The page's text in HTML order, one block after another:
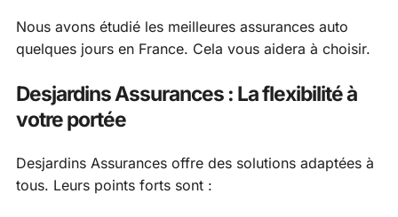
Nous avons étudié les meilleures assurances auto
quelques jours en France. Cela vous aidera à choisir.
Desjardins Assurances : La flexibilité à
votre portée
Desjardins Assurances offre des solutions adaptées à
tous. Leurs points forts sont :